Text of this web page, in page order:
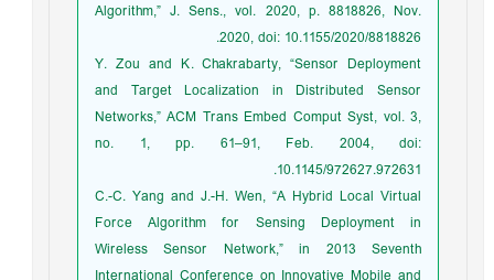
Algorithm,” J. Sens., vol. 2020, p. 8818826, Nov.
2020, doi: 10.1155/2020/8818826.
Y. Zou and K. Chakrabarty, “Sensor Deployment
and Target Localization in Distributed Sensor
Networks,” ACM Trans Embed Comput Syst, vol. 3,
no. 1, pp. 61–91, Feb. 2004, doi:
10.1145/972627.972631.
C.-C. Yang and J.-H. Wen, “A Hybrid Local Virtual
Force Algorithm for Sensing Deployment in
Wireless Sensor Network,” in 2013 Seventh